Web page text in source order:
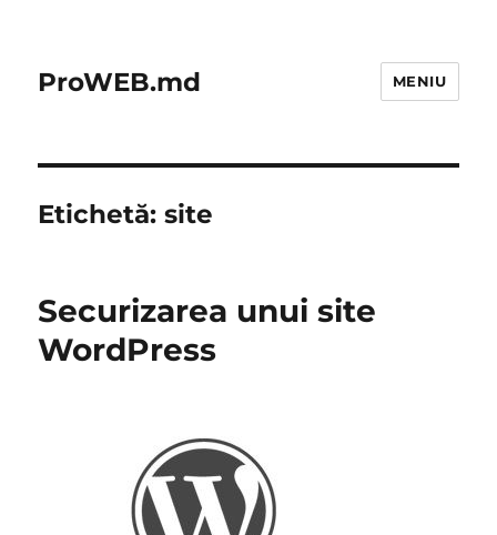
ProWEB.md MENIU
Etichetă:site
Securizarea unui site
WordPress